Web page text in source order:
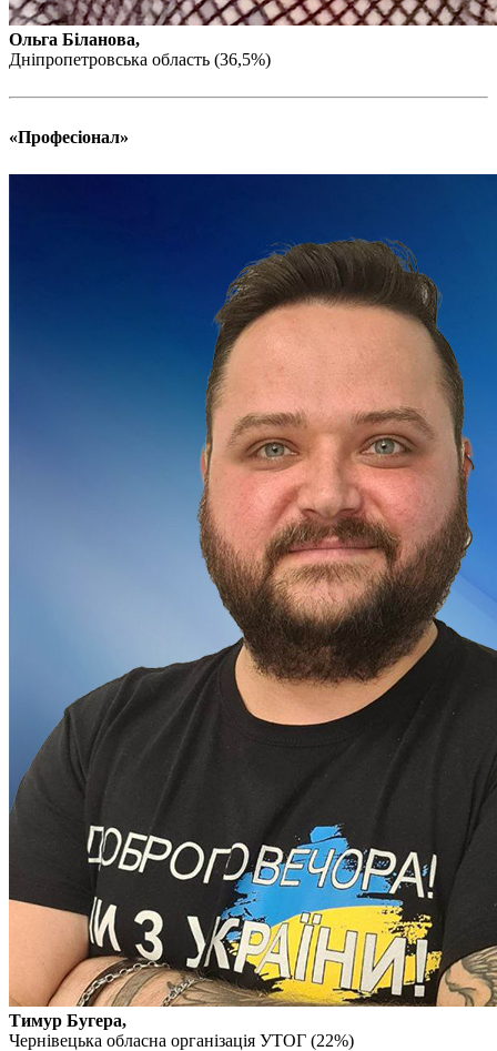
Ольга Біланова,
Дніпропетровська область (36,5%)
«Професіонал»
Тимур Бугера,
Чернівецька обласна організація УТОГ (22%)